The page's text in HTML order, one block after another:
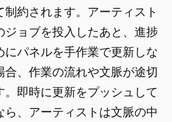
制約されます。アーティスト
ジョブを投入したあと、進捗
にパネルを手作業で更新しな
合、作業の流れや文脈が途切
。即時に更新をプッシュして
ら、アーティストは文脈の中